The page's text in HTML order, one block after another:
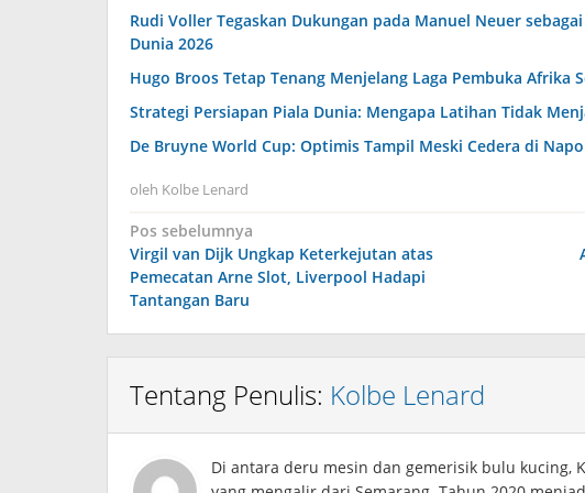
Rudi Voller Tegaskan Dukungan pada Manuel Neuer
Dunia 2026
Hugo Broos Tetap Tenang Menjelang Laga Pembuka Afrika
Strategi Persiapan Piala Dunia: Mengapa Latihan Tidak
De Bruyne World Cup: Optimis Tampil Meski Cedera di
oleh Kolbe Lenard
Navigasi
pos
Pos sebelumnya
Virgil van Dijk Ungkap Keterkejutan atas
Pemecatan Arne Slot, Liverpool Hadapi
Tantangan Baru
Tentang Penulis: Kolbe Lenard
Di antara deru mesin dan gemerisik bulu kucing,